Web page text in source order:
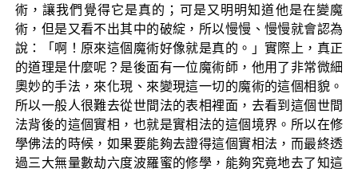
術，讓我們覺得它是真的；可是又明明知道他是在變魔
術，但是又看不出其中的破綻，所以慢慢、慢慢就會認為
說：「啊！原來這個魔術好像就是真的。」實際上，真正
的道理是什麼呢？是後面有一位魔術師，他用了非常微細
奧妙的手法，來化現、來變現這一切的魔術的這個相貌。
所以一般人很難去從世間法的表相裡面，去看到這個世間
法背後的這個實相，也就是實相法的這個境界。所以在修
學佛法的時候，如果要能夠去證得這個實相法，而最終透
過三大無量數劫六度波羅蜜的修學，能夠究竟地去了知這